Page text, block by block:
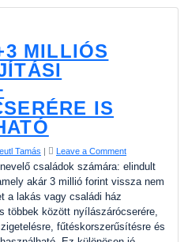
MILLIÓS
IS
Tamás | Leave a Comment
családok számára: elindult
akár 3 millió forint vissza nem
a lakás vagy családi ház
többek között nyílászárócserére,
fűtéskorszerűsítésre és